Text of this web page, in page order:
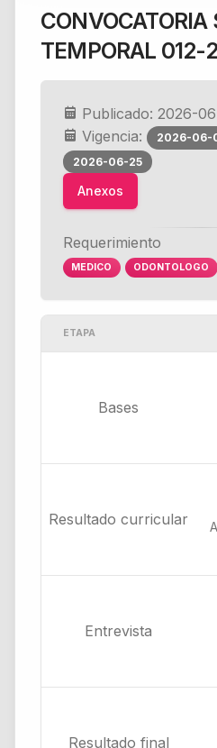
CONVOCATORIA
TEMPORAL 012-
Publicado: 2026-
Vigencia:
2026-06-
2026-06-25
Anexos
Requerimiento
MEDICO ODONTOLOGO
ETAPA
Bases
Resultado curricular
Entrevista
Resultado final